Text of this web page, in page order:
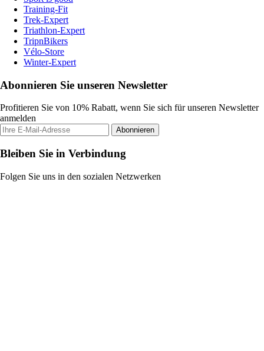
Training-Fit
Trek-Expert
Triathlon-Expert
TripnBikers
Vélo-Store
Winter-Expert
Abonnieren Sie unseren Newsletter
Profitieren Sie von 10% Rabatt, wenn Sie sich für unseren Newsletter
anmelden
Abonnieren
Bleiben Sie in Verbindung
Folgen Sie uns in den sozialen Netzwerken